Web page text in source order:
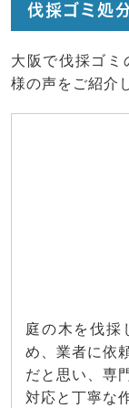
伐採ゴミ処
大阪で伐採ゴミ
様の声をご紹介
庭の木を伐採
め、業者に依
だと思い、専
対応と丁寧な